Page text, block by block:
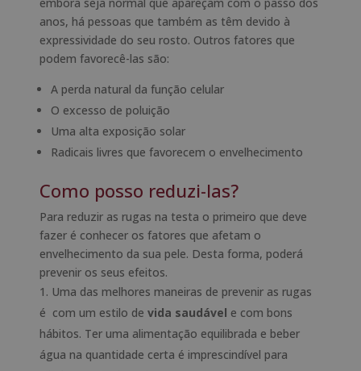
embora seja normal que apareçam com o passo dos
anos, há pessoas que também as têm devido à
expressividade do seu rosto. Outros fatores que
podem favorecê-las são:
A perda natural da função celular
O excesso de poluição
Uma alta exposição solar
Radicais livres que favorecem o envelhecimento
Como posso reduzi-las?
Para reduzir as rugas na testa o primeiro que deve
fazer é conhecer os fatores que afetam o
envelhecimento da sua pele. Desta forma, poderá
prevenir os seus efeitos.
Uma das melhores maneiras de prevenir as rugas
é com um estilo de vida saudável e com bons
hábitos. Ter uma alimentação equilibrada e beber
água na quantidade certa é imprescindível para